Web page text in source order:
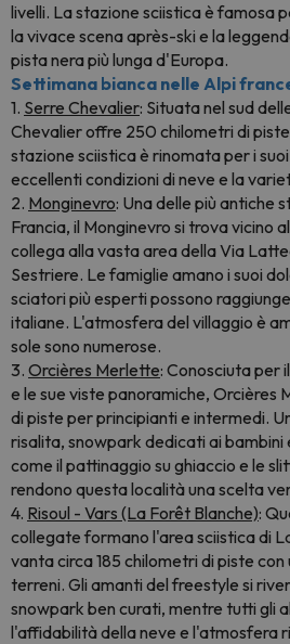
livelli. La stazione sciistica è famosa
la vivace scena après-ski e la
pista nera più lunga d'Europa.
Settimana bianca nelle Alpi
1. Serre Chevalier: Situata nel sud
Chevalier offre 250 chilometri di
stazione sciistica è rinomata per i
eccellenti condizioni di neve e la
2. Monginevro: Una delle più antiche
Francia, il Monginevro si trova vicino
collega alla vasta area della Via
Sestriere. Le famiglie amano i suoi
sciatori più esperti possono
italiane. L'atmosfera del villaggio è
sole sono numerose.
3. Orcières Merlette: Conosciuta per
e le sue viste panoramiche,
di piste per principianti e intermedi.
risalita, snowpark dedicati ai
come il pattinaggio su ghiaccio e le
rendono questa località una scelta
4. Risoul - Vars (La Forêt Blanche):
collegate formano l'area sciistica di
vanta circa 185 chilometri di piste con
terreni. Gli amanti del freestyle si
snowpark ben curati, mentre tutti gli
l'affidabilità della neve e l'atmosfera